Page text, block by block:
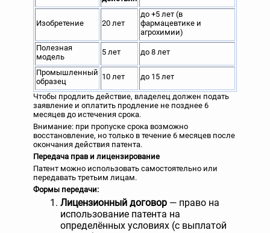
Изобретение 20 лет
до +5 лет (в
фармацевтике и
агрохимии)
Полезная
модель
5 лет до 8 лет
Промышленный
образец
10 лет до 15 лет
Чтобы продлить действие, владелец должен подать
заявление и оплатить продление не позднее 6
месяцев до истечения срока.
Внимание: при пропуске срока возможно
восстановление, но только в течение 6 месяцев после
окончания действия патента.
Передача прав и лицензирование
Патент можно использовать самостоятельно или
передавать третьим лицам.
Формы передачи:
Лицензионный договор — право на
использование патента на
определённых условиях (с выплатой